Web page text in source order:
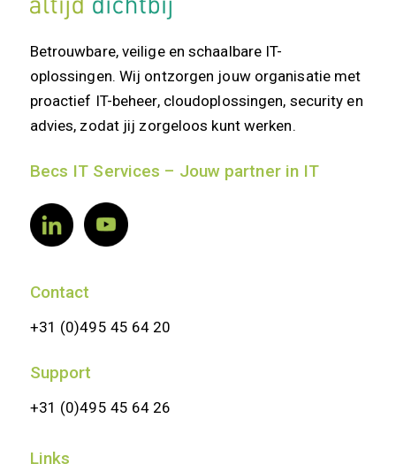
Betrouwbare, veilige en schaalbare IT-
oplossingen. Wij ontzorgen jouw organisatie met
proactief IT-beheer, cloudoplossingen, security en
advies, zodat jij zorgeloos kunt werken.
Becs IT Services – Jouw partner in IT
Contact
+31 (0)495 45 64 20
Support
+31 (0)495 45 64 26
Links